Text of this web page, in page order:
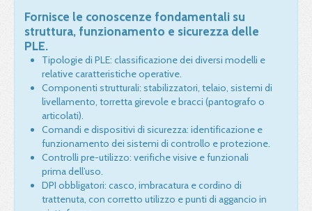
Fornisce le conoscenze fondamentali su
struttura, funzionamento e sicurezza delle
PLE.
Tipologie di PLE: classificazione dei diversi modelli e
relative caratteristiche operative.
Componenti strutturali: stabilizzatori, telaio, sistemi di
livellamento, torretta girevole e bracci (pantografo o
articolati).
Comandi e dispositivi di sicurezza: identificazione e
funzionamento dei sistemi di controllo e protezione.
Controlli pre-utilizzo: verifiche visive e funzionali
prima dell’uso.
DPI obbligatori: casco, imbracatura e cordino di
trattenuta, con corretto utilizzo e punti di aggancio in